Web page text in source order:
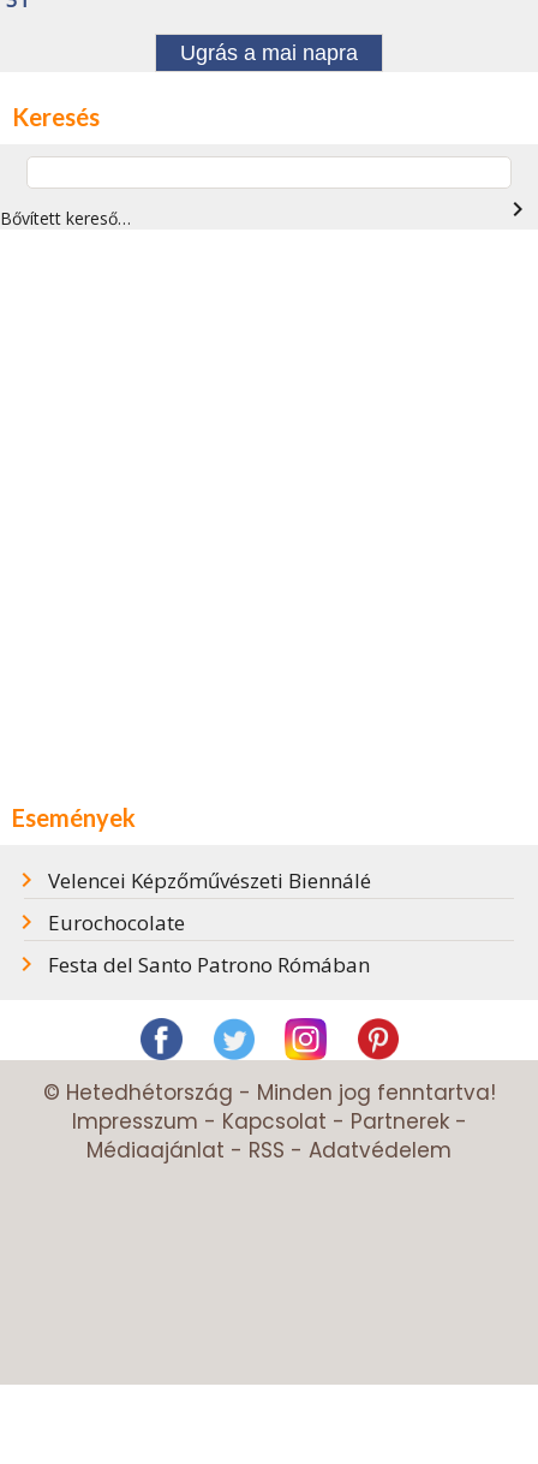
Ugrás a mai napra
Keresés
Bővített kereső… navigate_next
Események
Velencei Képzőművészeti Biennálé
Eurochocolate
Festa del Santo Patrono Rómában
© Hetedhétország - Minden jog fenntartva!
Impresszum - Kapcsolat - Partnerek-
Médiaajánlat - RSS - Adatvédelem